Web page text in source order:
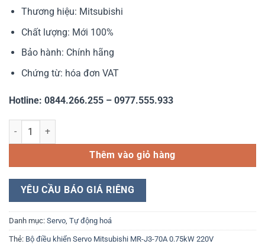
Thương hiệu: Mitsubishi
Chất lượng: Mới 100%
Bảo hành: Chính hãng
Chứng từ: hóa đơn VAT
Hotline: 0844.266.255 – 0977.555.933
Bộ điều khiển Servo Mitsubishi MR-J3-70A 0.75kW 220V số lượng
Thêm vào giỏ hàng
YÊU CẦU BÁO GIÁ RIÊNG
Danh mục: Servo Tự động hoá
Thẻ: Bộ điều khiển Servo Mitsubishi MR-J3-70A 0.75kW 220V